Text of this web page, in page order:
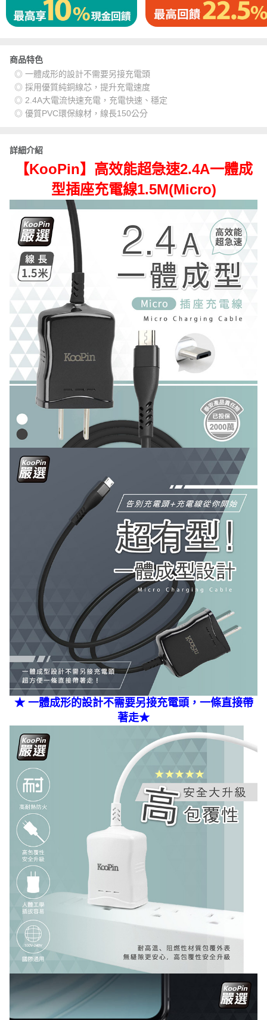
商品特色
◎ 一體成形的設計不需要另接充電頭
◎ 採用優質純銅線芯，提升充電速度
◎ 2.4A大電流快速充電，充電快速、穩定
◎ 優質PVC環保線材，線長150公分
詳細介紹
【KooPin】高效能超急速2.4A一體成
型插座充電線1.5M(Micro)
★ 一體成形的設計不需要另接充電頭，一條直接帶
著走★